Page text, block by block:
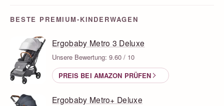
BESTE PREMIUM-KINDERWAGEN
Ergobaby Metro 3 Deluxe
Unsere Bewertung: 9.60 / 10
PREIS BEI AMAZON PRÜFEN
Ergobaby Metro+ Deluxe